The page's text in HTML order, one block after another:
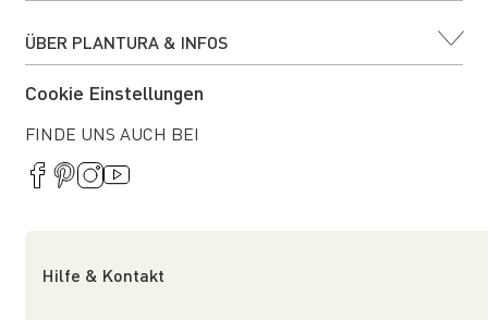
ÜBER PLANTURA & INFOS
Cookie Einstellungen
FINDE UNS AUCH BEI
Hilfe & Kontakt